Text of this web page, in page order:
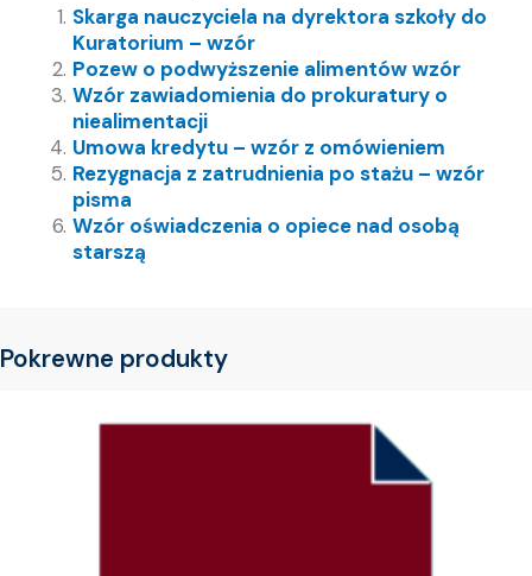
Skarga nauczyciela na dyrektora szkoły do
Kuratorium – wzór
Pozew o podwyższenie alimentów wzór
Wzór zawiadomienia do prokuratury o
niealimentacji
Umowa kredytu – wzór z omówieniem
Rezygnacja z zatrudnienia po stażu – wzór
pisma
Wzór oświadczenia o opiece nad osobą
starszą
Pokrewne produkty